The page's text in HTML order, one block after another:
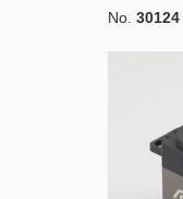
No. 30124